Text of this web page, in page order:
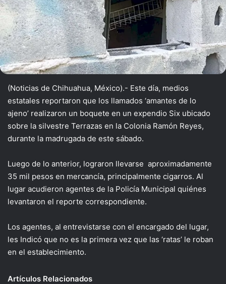
(Noticias de Chihuahua, México).- Este día, medios
estatales reportaron que los llamados ‘amantes de lo
ajeno’ realizaron un boquete en un expendio Six ubicado
sobre la silvestre Terrazas en la Colonia Ramón Reyes,
durante la madrugada de este sábado.
Luego de lo anterior, lograron llevarse aproximadamente
35 mil pesos en mercancía, principalmente cigarros. Al
lugar acudieron agentes de la Policía Municipal quiénes
levantaron el reporte correspondiente.
Los agentes, al entrevistarse con el encargado del lugar,
les Indicó que no es la primera vez que las ‘ratas’ le roban
en el establecimiento.
Artículos Relacionados